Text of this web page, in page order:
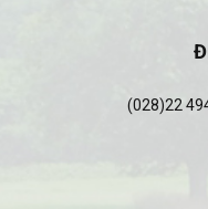
(028)22